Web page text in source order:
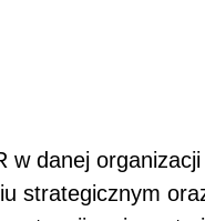
w danej
strategicznym